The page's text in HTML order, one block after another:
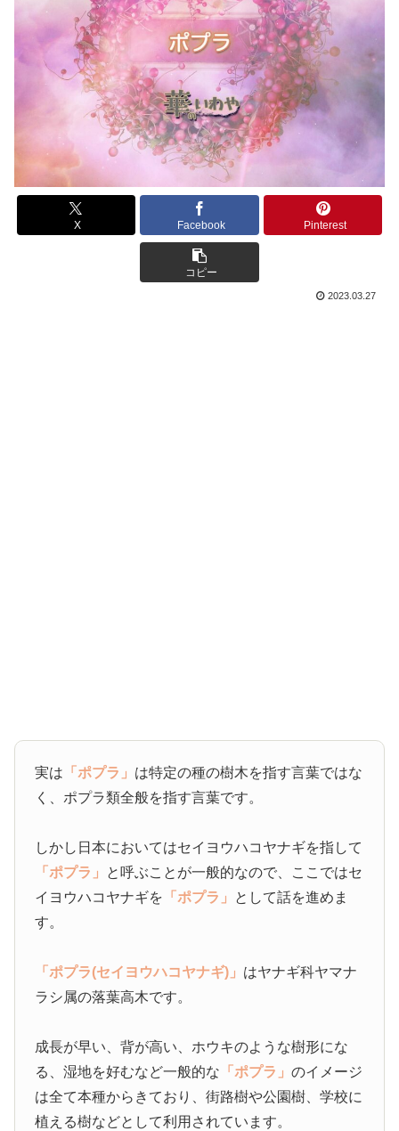
X Facebook Pinterest
コピー
2023.03.27
実は 「ポプラ」 は特定の種の樹木を指す言葉ではな
く、ポプラ類全般を指す言葉です。
しかし日本においてはセイヨウハコヤナギを指して
「ポプラ」 と呼ぶことが一般的なので、ここではセ
イヨウハコヤナギを 「ポプラ」 として話を進めま
す。
「ポプラ(セイヨウハコヤナギ)」 はヤナギ科ヤマナ
ラシ属の落葉高木です。
成長が早い、背が高い、ホウキのような樹形にな
る、湿地を好むなど一般的な 「ポプラ」のイメージ
は全て本種からきており、街路樹や公園樹、学校に
植える樹などとして利用されています。